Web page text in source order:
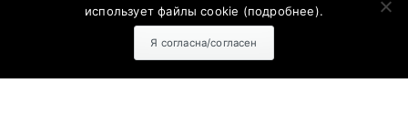
СМИ Сетевое издание "SalskNews" зарегистрировано
федеральной службе по надзору
в сфере связи информационных технологий и
массовых коммуникаций (РОСКОМНАДЗОР)
использует файлы cookie (подробнее).
Я согласна/согласен